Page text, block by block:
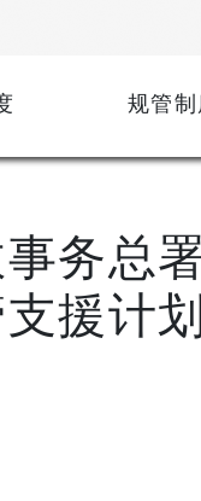
规管制
务总
援计